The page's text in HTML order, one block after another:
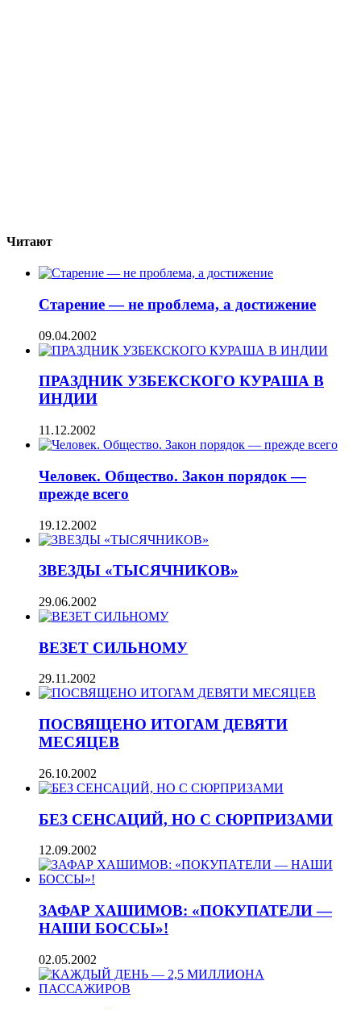
Читают
Старение — не проблема, а достижение
09.04.2002
ПРАЗДНИК УЗБЕКСКОГО КУРАША В
ИНДИИ
11.12.2002
Человек. Общество. Закон порядок —
прежде всего
19.12.2002
ЗВЕЗДЫ «ТЫСЯЧНИКОВ»
29.06.2002
ВЕЗЕТ СИЛЬНОМУ
29.11.2002
ПОСВЯЩЕНО ИТОГАМ ДЕВЯТИ
МЕСЯЦЕВ
26.10.2002
БЕЗ СЕНСАЦИЙ, НО С СЮРПРИЗАМИ
12.09.2002
ЗАФАР ХАШИМОВ: «ПОКУПАТЕЛИ —
НАШИ БОССЫ»!
02.05.2002